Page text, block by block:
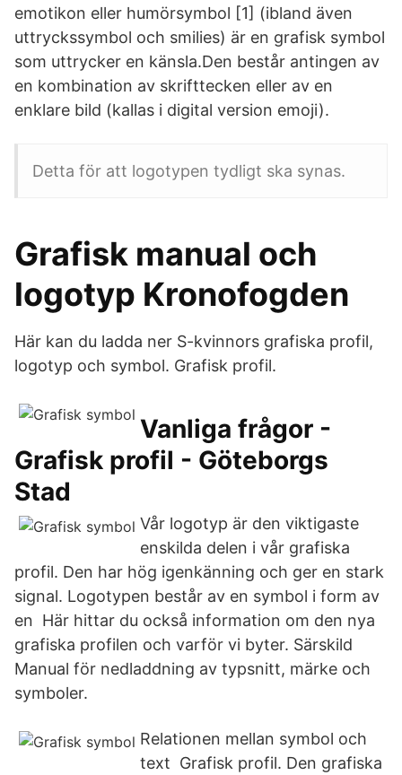
emotikon eller humörsymbol [1] (ibland även
uttryckssymbol och smilies) är en grafisk symbol
som uttrycker en känsla.Den består antingen av
en kombination av skrifttecken eller av en
enklare bild (kallas i digital version emoji).
Detta för att logotypen tydligt ska synas.
Grafisk manual och
logotyp Kronofogden
Här kan du ladda ner S-kvinnors grafiska profil,
logotyp och symbol. Grafisk profil.
Vanliga frågor -
Grafisk profil - Göteborgs
Stad
Vår logotyp är den viktigaste
enskilda delen i vår grafiska
profil. Den har hög igenkänning och ger en stark
signal. Logotypen består av en symbol i form av
en Här hittar du också information om den nya
grafiska profilen och varför vi byter. Särskild
Manual för nedladdning av typsnitt, märke och
symboler.
Relationen mellan symbol och
text Grafisk profil. Den grafiska